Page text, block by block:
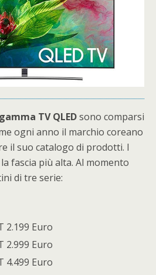
TV QLEDsono comparsi
ogni anno il marchio coreano
il suo catalogo di prodotti. I
fascia più alta. Al momento
di tre serie:
2.199 Euro
2.999 Euro
4.499 Euro